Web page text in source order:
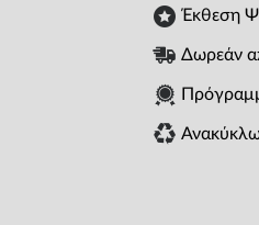
Έκθεση
Δωρεάν